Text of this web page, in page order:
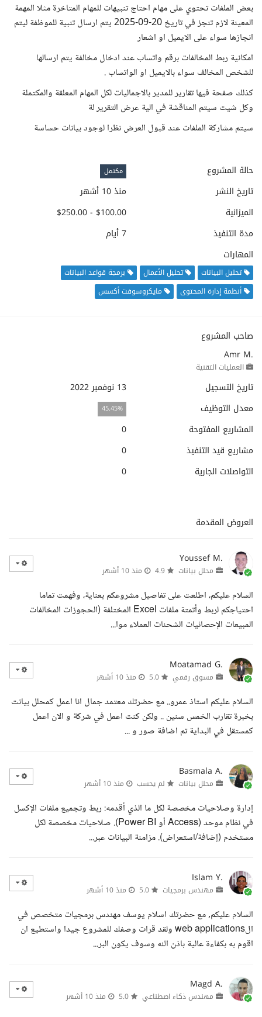
بعض الملفات تحتوي على مهام احتاج تنبيهات للمهام المتاخرة مثلا المهمة
المعينة لازم تنجز في تاريخ 20-09-2025 يتم ارسال تنبية للموظفة ليتم
انجازها سواء على الايميل او اشعار
امكانية ربط المخالفات برقم واتساب عند ادخال مخالفة يتم ارسالها
للشخص المخالف سواء بالايميل او الواتساب .
كذلك صفحة فيها تقارير للمدير بالاجماليات لكل المهام المعلقة والمكتملة
وكل شيت سيتم المناقشة في الية عرض التقرير لة
سيتم مشاركة الملفات عند قبول العرض نظرا لوجود بيانات حساسة
حالة المشروع مكتمل
تاريخ النشر
منذ 10 أشهر
الميزانية
$100.00 - $250.00
مدة التنفيذ
7 أيام
المهارات
تحليل البيانات تحليل الأعمال
برمجة قواعد البيانات
أنظمة إدارة المحتوى
مايكروسوفت أكسس
صاحب المشروع
Amr M.
العمليات التقنية
تاريخ التسجيل
13 نوفمبر 2022
معدل التوظيف
45.45%
المشاريع المفتوحة
0
مشاريع قيد التنفيذ
0
التواصلات الجارية
0
العروض المقدمة
Youssef M.
محلل بيانات منذ 10 أشهر
السلام عليكم، اطلعت على تفاصيل مشروعكم بعناية، وفهمت تماما
احتياجكم لربط وأتمتة ملفات Excel المختلفة (الحجوزات المخالفات
المبيعات الإحصائيات الشحنات العملاء موا...
Moatamad G.
مسوق رقمي منذ 10 أشهر
السلام عليكم استاذ عمرو.. مع حضرتك معتمد جمال انا اعمل كمحلل بيانت
بخبرة تقارب الخمس سنين .. ولكن كنت اعمل في شركة و الان اعمل
كمستقل في البداية تم اضافة صور و ...
Basmala A.
محلل بيانات لم يحسب منذ 10 أشهر
إدارة وصلاحيات مخصصة لكل ما الذي أقدمه: ربط وتجميع ملفات الإكسل
في نظام موحد (Access أو Power BI). صلاحيات مخصصة لكل
مستخدم (إضافة/استعراض). مزامنة البيانات عبر...
Islam Y.
مهندس برمجيات منذ 10 أشهر
السلام عليكم, مع حضرتك اسلام يوسف مهندس برمجيات متخصص في
الweb applications ولقد قرات وصفك للمشروع جيدا واستطيع ان
اقوم به بكفاءة عالية باذن الله وسوف يكون البر...
Magd A.
مهندس ذكاء اصطناعي منذ 10 أشهر